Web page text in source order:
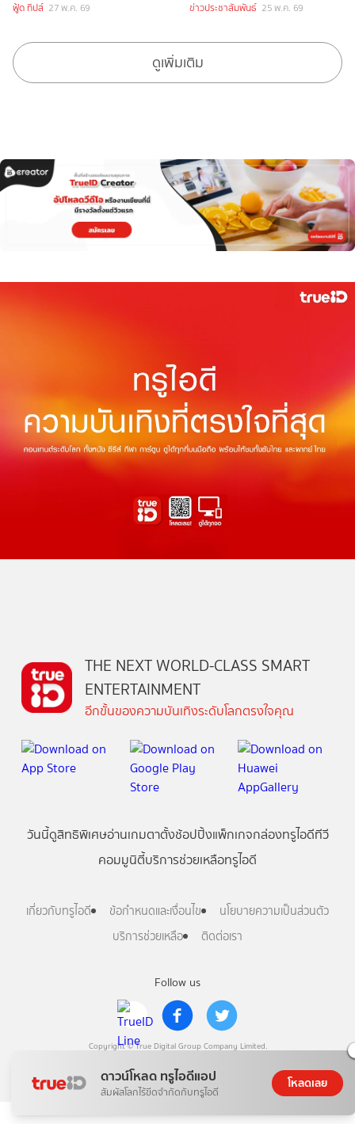
ฟู้ด ทิปส์ 27 พ.ค. 69 ข่าวประชาสัมพันธ์ 25 พ.ค. 69
ดูเพิ่มเติม
ดาวน์โหลด ทรูไอดีแอป
สัมผัสโลกไร้ขีดจำกัดกับทรูไอดี
โหลดเลย
Follow us
Copyright © True Digital Group Company Limited.
THE NEXT WORLD-CLASS SMART
ENTERTAINMENT
อีกขั้นของความบันเทิงระดับโลกตรงใจคุณ
วันนี้ดูสิทธิพิเศษอ่านเกมตาตั้งช้อปปิ้งแพ็กเกจกล่องทรูไอดีทีวี
คอมมูนิตี้บริการช่วยเหลือทรูไอดี
เกี่ยวกับทรูไอดี ข้อกำหนดและเงื่อนไข
นโยบายความเป็นส่วนตัว
บริการช่วยเหลือ
ติดต่อเรา